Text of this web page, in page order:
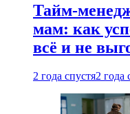
Тайм-
мам: как
всё и не
2 года спустя2 года